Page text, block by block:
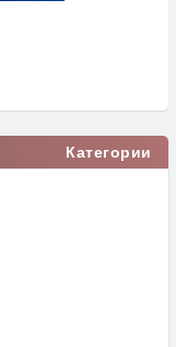
Категории